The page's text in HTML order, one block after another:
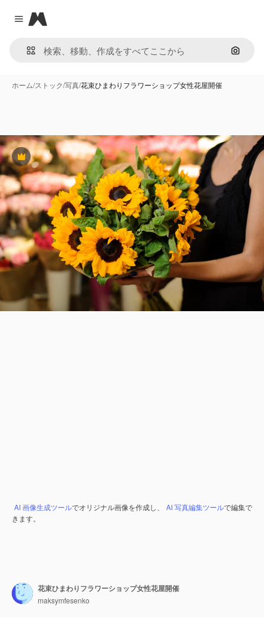
Close menu
Magnific
画像で
ホーム/ストック/写真/花束ひまわりフラワーショップ女性花屋開催
Premium
AI 画像生成ツールでオリジナル画像を作成し、 AI 写真編集ツールで編集で
きます。
花束ひまわりフラワーショップ女性花屋開催
maksymfesenko